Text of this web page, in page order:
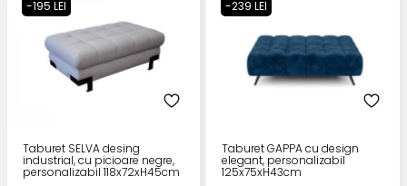
-195 LEI
Taburet SELVA desing
industrial, cu picioare negre,
personalizabil 118x72xH45cm
-239 LEI
Taburet GAPPA cu design
elegant, personalizabil
125x75xH43cm